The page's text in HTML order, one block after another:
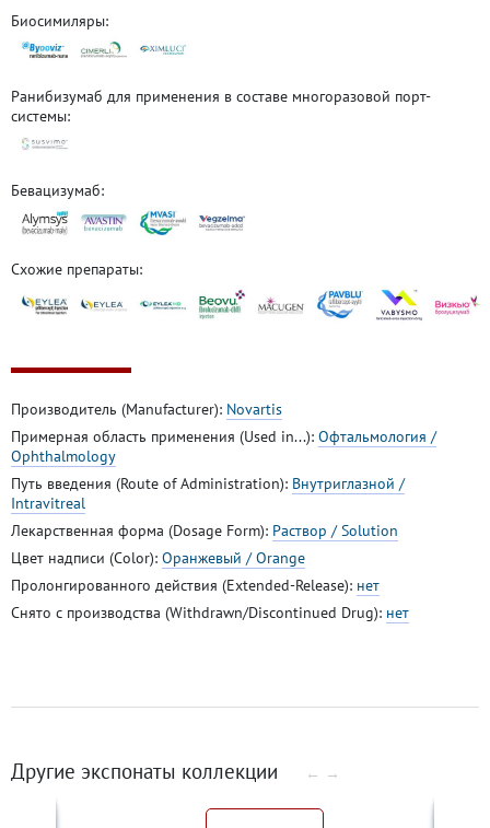
Биосимиляры:
Ранибизумаб для применения в составе многоразовой порт-
системы:
Бевацизумаб:
Схожие препараты:
Производитель (Manufacturer): Novartis
Примерная область применения (Used in...): Офтальмология /
Ophthalmology
Путь введения (Route of Administration): Внутриглазной /
Intravitreal
Лекарственная форма (Dosage Form): Раствор / Solution
Цвет надписи (Color): Оранжевый / Orange
Пролонгированного действия (Extended-Release): нет
Снято с производства (Withdrawn/Discontinued Drug): нет
Другие экспонаты коллекции ← →